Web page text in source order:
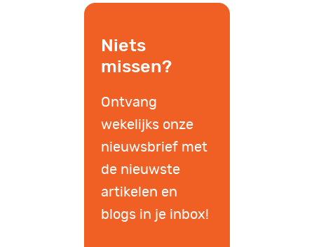
Niets
missen?
Ontvang
wekelijks onze
nieuwsbrief met
de nieuwste
artikelen en
blogs in je inbox!